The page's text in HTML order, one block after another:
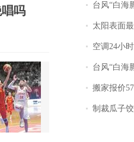
吗 台风“白海豚”
太阳表面
空调24小
台风“白海豚”
搬家报价570元
制裁瓜子